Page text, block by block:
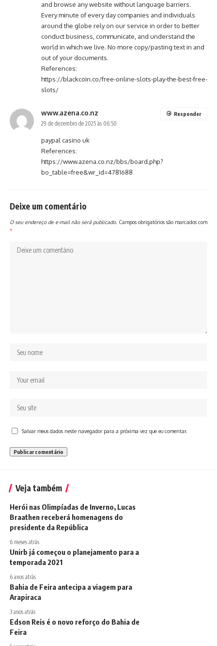
and browse any website without language barriers.
Every minute of every day companies and individuals
around the globe rely on our service in order to better
conduct business, communicate, and understand the
world in which we live. No more copy/pasting text in and
out of your documents.
References:
https://blackcoin.co/free-online-slots-play-the-best-free-
slots/
www.azena.co.nz
29 de dezembro de 2025 às 06:50
paypal casino uk
References:
https://www.azena.co.nz/bbs/board.php?
bo_table=free&wr_id=4781688
Responder
Deixe um comentário
O seu endereço de e-mail não será publicado. Campos obrigatórios são marcados com
*
Salvar meus dados neste navegador para a próxima vez que eu comentar.
Veja também
Herói nas Olimpíadas de Inverno, Lucas
Braathen receberá homenagens do
presidente da República
6 meses atrás
Unirb já começou o planejamento para a
temporada 2021
6 anos atrás
Bahia de Feira antecipa a viagem para
Arapiraca
3 anos atrás
Edson Reis é o novo reforço do Bahia de
Feira